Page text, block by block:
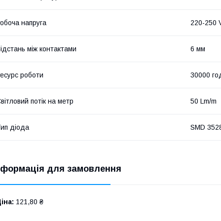
напруга 220-250
між контактами 6 мм
роботи 30000
потік на метр 50 Lm/m
діода SMD
для замовлення
121,80 ₴